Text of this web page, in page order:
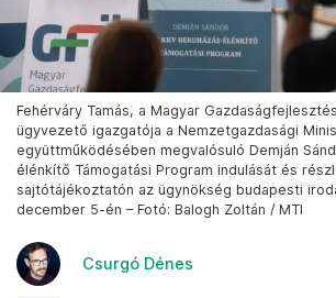
Fehérváry Tamás, a Magyar
ügyvezető igazgatója a Nemzetgazdasági
együttműködésében megvalósuló Demján
élénkítő Támogatási Program indulását és
sajtótájékoztatón az ügynökség budapesti
december 5-én – Fotó: Balogh Zoltán / MTI
Csurgó Dénes